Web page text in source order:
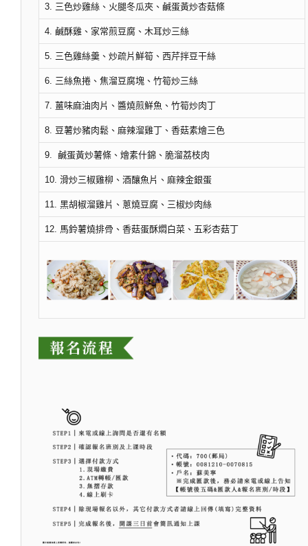
3. 三色炒雞絲、火腿冬瓜夾、鹹蛋黃炒杏菇條
4. 鹹酥雞、家常煎豆腐、木耳炒三絲
5. 三色雞絲羹、炒疏片鮮筍、西芹拌豆干絲
6. 三絲魚捲、焦溜豆腐塊、竹筍炒三絲
7. 薑味麻油肉片、醬燒煎鮮魚、竹筍炒肉丁
8. 豆薯炒豬肉鬆、麻辣溜雞丁、香菇素燴三色
9. 鹹蛋黃炒薯條、燴素什錦、脆溜荔枝肉
10. 滑炒三椒雞柳、酒釀魚片、麻辣金銀蛋
11. 黑胡椒溜雞片、蔥燒豆腐、三椒炒肉絲
12. 馬鈴薯燒排骨、香菇蛋酥燜白菜、五彩杏菇丁